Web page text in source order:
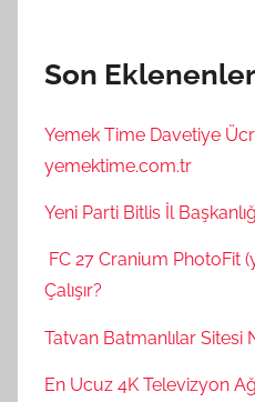
Son Eklenenler
Yemek Time Davetiye
yemektime.com.tr
Yeni Parti Bitlis İl
FC 27 Cranium PhotoFit
Çalışır?
Tatvan Batmanlılar Sitesi
En Ucuz 4K Televizyon